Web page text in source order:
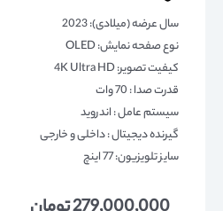
سال عرضه (میلادی): 2023
نوع صفحه نمایش: OLED
کیفیت تصویر: 4K Ultra HD
قدرت صدا : 70 وات
سیستم عامل : اندروید
گیرنده دیجیتال : داخلی و خارجی
سایز تلویزیون: 77 اینچ